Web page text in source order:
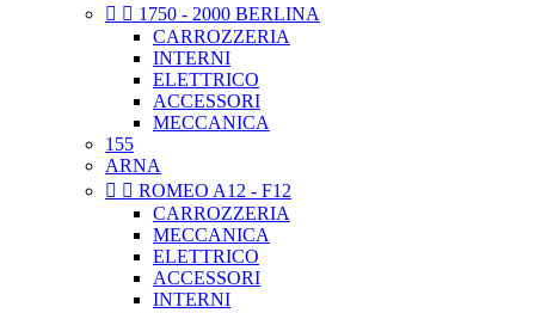
  1750 - 2000 BERLINA
CARROZZERIA
INTERNI
ELETTRICO
ACCESSORI
MECCANICA
155
ARNA
  ROMEO A12 - F12
CARROZZERIA
MECCANICA
ELETTRICO
ACCESSORI
INTERNI